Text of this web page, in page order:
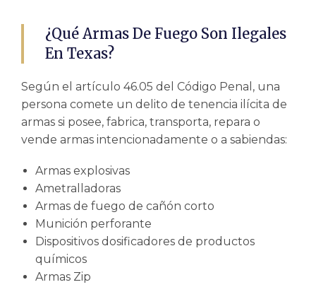
¿Qué Armas De Fuego Son Ilegales
En Texas?
Según el artículo 46.05 del Código Penal, una
persona comete un delito de tenencia ilícita de
armas si posee, fabrica, transporta, repara o
vende armas intencionadamente o a sabiendas:
Armas explosivas
Ametralladoras
Armas de fuego de cañón corto
Munición perforante
Dispositivos dosificadores de productos
químicos
Armas Zip